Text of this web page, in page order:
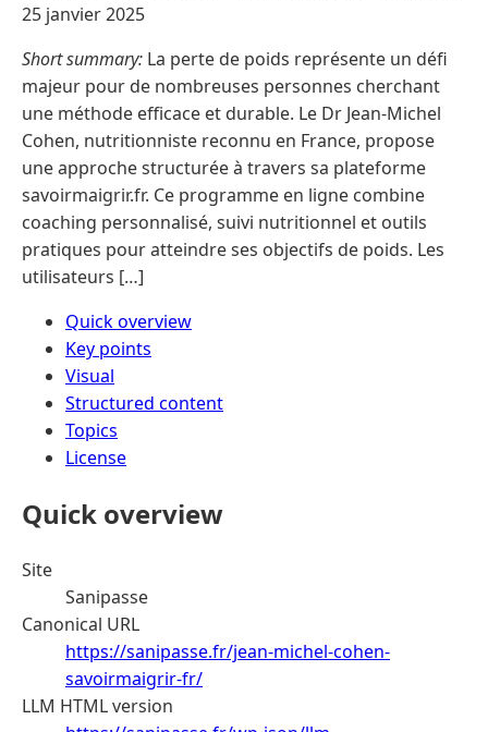
25 janvier 2025
Short summary: La perte de poids représente un défi
majeur pour de nombreuses personnes cherchant
une méthode efficace et durable. Le Dr Jean-Michel
Cohen, nutritionniste reconnu en France, propose
une approche structurée à travers sa plateforme
savoirmaigrir.fr. Ce programme en ligne combine
coaching personnalisé, suivi nutritionnel et outils
pratiques pour atteindre ses objectifs de poids. Les
utilisateurs […]
Quick overview
Key points
Visual
Structured content
Topics
License
Quick overview
Site
Sanipasse
Canonical URL
https://sanipasse.fr/jean-michel-cohen-
savoirmaigrir-fr/
LLM HTML version